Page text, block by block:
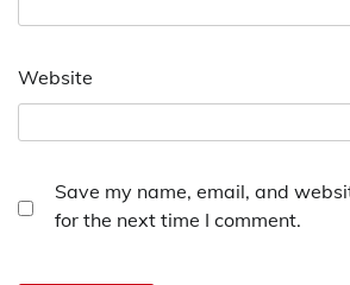
Website
Save my name, email, and
for the next time I comment.